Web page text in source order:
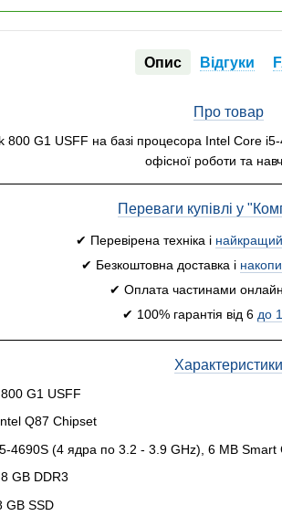
Опис Відгуки
Про товар
800 G1 USFF на базі процесора Intel Core
офісної роботи та
Переваги купівлі у
✔ Перевірена техніка і найкращий
✔ Безкоштовна доставка і
✔ Оплата частинами онлайн
✔ 100% гарантія від 6 до
Характеристики
G1 USFF
Q87 Chipset
4690S (4 ядра по 3.2 - 3.9 GHz), 6 MB Smart
8 GB DDR3
GB SSD